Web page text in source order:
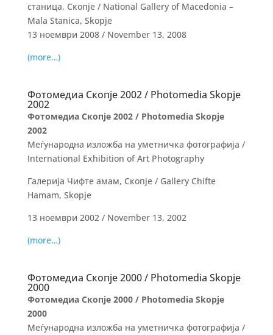
станица, Скопје / National Gallery of Macedonia –
Mala Stanica, Skopje
13 ноември 2008 / November 13, 2008
(more…)
Фотомедиа Скопје 2002 / Photomedia Skopje
2002
Фотомедиа Скопје 2002 / Photomedia Skopje
2002
Меѓународна изложба на уметничка фотографија /
International Exhibition of Art Photography
Галерија Чифте амам, Скопје / Gallery Chifte
Hamam, Skopje
13 ноември 2002 / November 13, 2002
(more…)
Фотомедиа Скопје 2000 / Photomedia Skopje
2000
Фотомедиа Скопје 2000 / Photomedia Skopje
2000
Меѓународна изложба на уметничка фотографија /